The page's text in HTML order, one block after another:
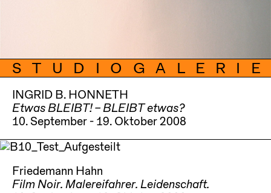
STUDIOGALERIE
INGRID B. HONNETH
Etwas BLEIBT! – BLEIBT etwas?
10. September - 19. Oktober 2008
Friedemann Hahn
Film Noir. Malereifahrer. Leidenschaft.